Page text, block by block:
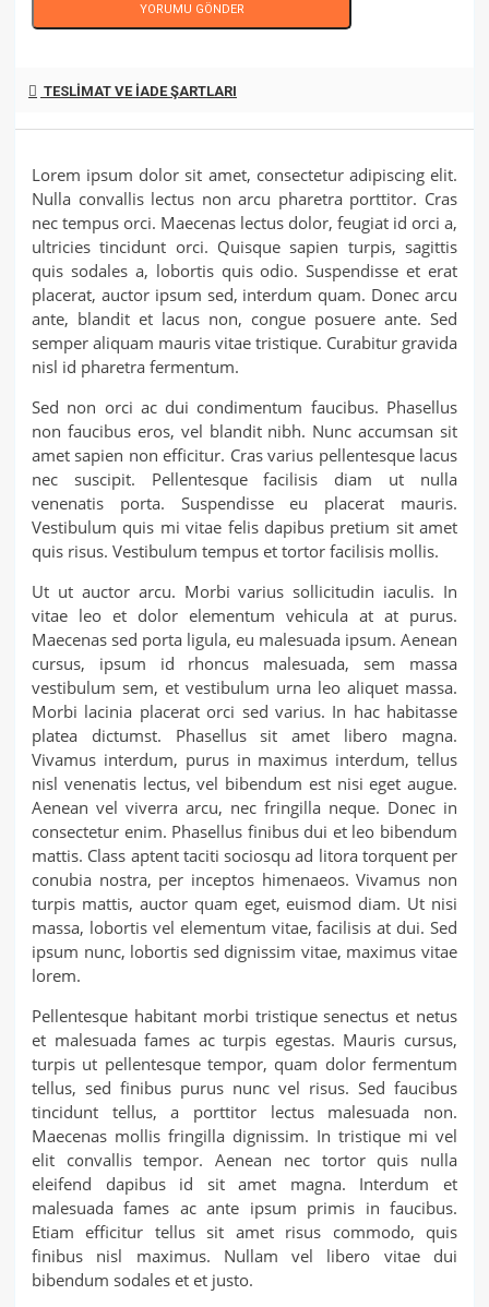
YORUMU GÖNDER
TESLIMAT VE İADE ŞARTLARI
Lorem ipsum dolor sit amet, consectetur adipiscing elit.
Nulla convallis lectus non arcu pharetra porttitor. Cras
nec tempus orci. Maecenas lectus dolor, feugiat id orci a,
ultricies tincidunt orci. Quisque sapien turpis, sagittis
quis sodales a, lobortis quis odio. Suspendisse et erat
placerat, auctor ipsum sed, interdum quam. Donec arcu
ante, blandit et lacus non, congue posuere ante. Sed
semper aliquam mauris vitae tristique. Curabitur gravida
nisl id pharetra fermentum.
Sed non orci ac dui condimentum faucibus. Phasellus
non faucibus eros, vel blandit nibh. Nunc accumsan sit
amet sapien non efficitur. Cras varius pellentesque lacus
nec suscipit. Pellentesque facilisis diam ut nulla
venenatis porta. Suspendisse eu placerat mauris.
Vestibulum quis mi vitae felis dapibus pretium sit amet
quis risus. Vestibulum tempus et tortor facilisis mollis.
Ut ut auctor arcu. Morbi varius sollicitudin iaculis. In
vitae leo et dolor elementum vehicula at at purus.
Maecenas sed porta ligula, eu malesuada ipsum. Aenean
cursus, ipsum id rhoncus malesuada, sem massa
vestibulum sem, et vestibulum urna leo aliquet massa.
Morbi lacinia placerat orci sed varius. In hac habitasse
platea dictumst. Phasellus sit amet libero magna.
Vivamus interdum, purus in maximus interdum, tellus
nisl venenatis lectus, vel bibendum est nisi eget augue.
Aenean vel viverra arcu, nec fringilla neque. Donec in
consectetur enim. Phasellus finibus dui et leo bibendum
mattis. Class aptent taciti sociosqu ad litora torquent per
conubia nostra, per inceptos himenaeos. Vivamus non
turpis mattis, auctor quam eget, euismod diam. Ut nisi
massa, lobortis vel elementum vitae, facilisis at dui. Sed
ipsum nunc, lobortis sed dignissim vitae, maximus vitae
lorem.
Pellentesque habitant morbi tristique senectus et netus
et malesuada fames ac turpis egestas. Mauris cursus,
turpis ut pellentesque tempor, quam dolor fermentum
tellus, sed finibus purus nunc vel risus. Sed faucibus
tincidunt tellus, a porttitor lectus malesuada non.
Maecenas mollis fringilla dignissim. In tristique mi vel
elit convallis tempor. Aenean nec tortor quis nulla
eleifend dapibus id sit amet magna. Interdum et
malesuada fames ac ante ipsum primis in faucibus.
Etiam efficitur tellus sit amet risus commodo, quis
finibus nisl maximus. Nullam vel libero vitae dui
bibendum sodales et et justo.